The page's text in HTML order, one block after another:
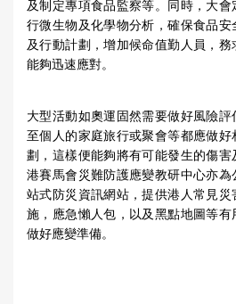
及制定專項食品監察等。同時，大
行微生物及化學物分析，確保食品
及行動計劃，增加候命值勤人員，
能夠迅速應對。
大型活動如奧運固然需要做好風險
至個人的家庭旅行或聚會等都應做
劃，這樣便能夠將有可能發生的傷
港賽馬會災難防護應變教研中心亦為
站式防災資訊網站，提供港人常見
施，應急懶人包，以及黑點地圖等有
做好應變準備。